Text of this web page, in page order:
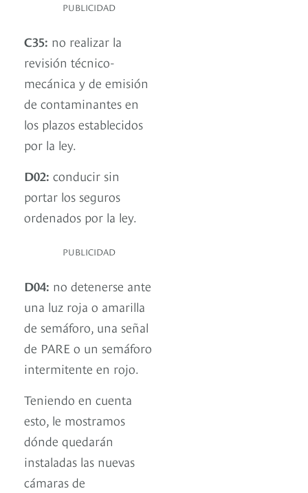
PUBLICIDAD
C35: no realizar la
revisión técnico-
mecánica y de emisión
de contaminantes en
los plazos establecidos
por la ley.
D02: conducir sin
portar los seguros
ordenados por la ley.
PUBLICIDAD
D04: no detenerse ante
una luz roja o amarilla
de semáforo, una señal
de PARE o un semáforo
intermitente en rojo.
Teniendo en cuenta
esto, le mostramos
dónde quedarán
instaladas las nuevas
cámaras de